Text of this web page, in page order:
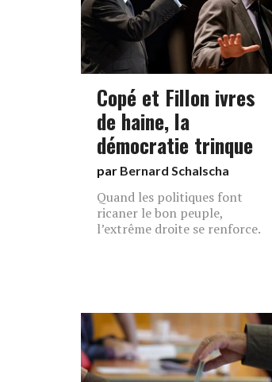
Copé et Fillon ivres
de haine, la
démocratie trinque
par Bernard Schalscha
Quand les politiques font
ricaner le bon peuple,
l’extrême droite se renforce.